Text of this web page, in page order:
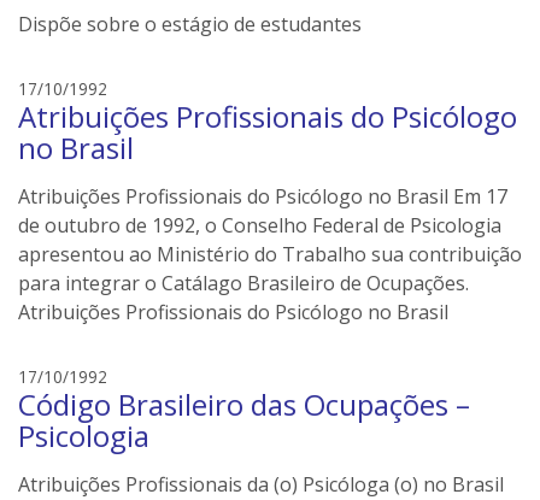
o
i
l
e
s
Dispõe sobre o estágio de estudantes
17/10/1992
d
s
o
n
e
i
e
r
Atribuições Profissionais do Psicólogo
no Brasil
Atribuições Profissionais do Psicólogo no Brasil Em 17
de outubro de 1992, o Conselho Federal de Psicologia
apresentou ao Ministério do Trabalho sua contribuição
para integrar o Catálago Brasileiro de Ocupações.
Atribuições Profissionais do Psicólogo no Brasil
17/10/1992
d
s
o
n
Código Brasileiro das Ocupações –
Psicologia
Atribuições Profissionais da (o) Psicóloga (o) no Brasil